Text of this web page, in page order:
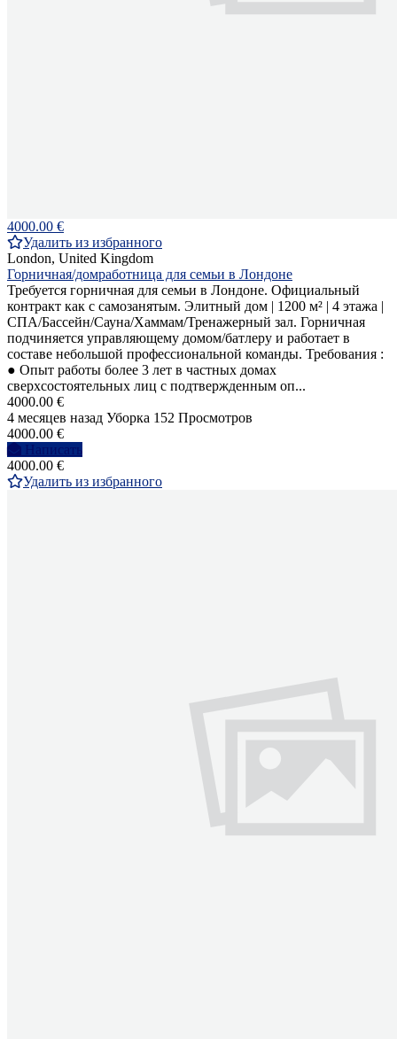
4000.00 €
Удалить из избранного
London, United Kingdom
Горничная/домработница для семьи в Лондоне
Требуется горничная для семьи в Лондоне. Официальный
контракт как с самозанятым. Элитный дом | 1200 м² | 4 этажа |
СПА/Бассейн/Сауна/Хаммам/Тренажерный зал. Горничная
подчиняется управляющему домом/батлеру и работает в
составе небольшой профессиональной команды. Требования :
● Опыт работы более 3 лет в частных домах
сверхсостоятельных лиц с подтвержденным оп...
4000.00 €
4 месяцев назад Уборка 152 Просмотров
4000.00 €
Написать
4000.00 €
Удалить из избранного